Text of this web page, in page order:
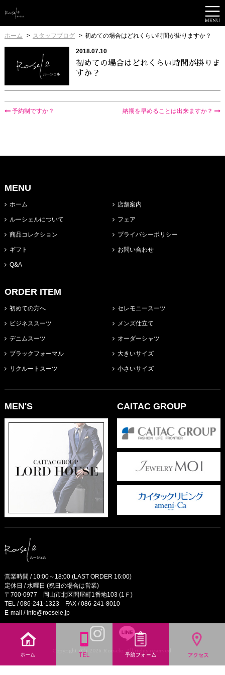
ホーム スタッフブログ 初めての場合はどれくらい時間が掛りますか？
2018.07.10
初めての場合はどれくらい時間が掛りま
すか？
予約制ですか？ 納期を早めることは出来ますか？
MENU
ホーム
ルーシェルについて
商品コレクション
ギフト
Q&A
店舗案内
フェア
プライバシーポリシー
お問い合わせ
ORDER ITEM
初めての方へ
ビジネススーツ
デニムスーツ
ブラックフォーマル
リクルートスーツ
セレモニースーツ
メンズ仕立て
オーダーシャツ
大きいサイズ
小さいサイズ
MEN'S CAITAC GROUP
営業時間 / 10:00～18:00 (LAST ORDER 16:00)
定休日 / 水曜日 (祝日の場合は営業)
〒700-0977 岡山市北区問屋町1番地103 (1Ｆ)
TEL /086-241-1323FAX / 086-241-8010
E-mail /info@roosele.jp